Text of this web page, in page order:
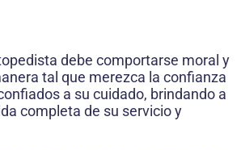
debe comportarse moral y
tal que merezca la confianza
a su cuidado, brindando a
completa de su servicio y